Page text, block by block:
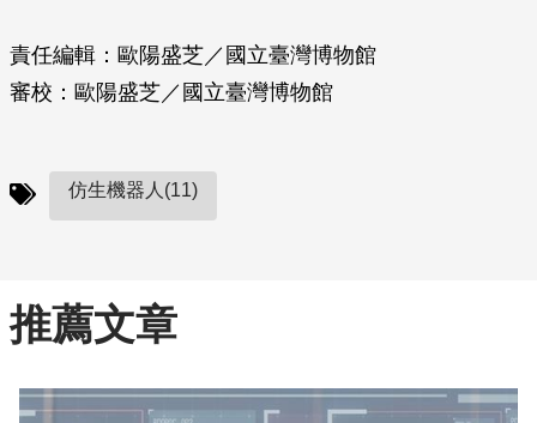
責任編輯：歐陽盛芝／國立臺灣博物館
審校：歐陽盛芝／國立臺灣博物館
仿生機器人(11)
推薦文章